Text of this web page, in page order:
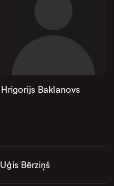
Hrigorijs Baklanovs
Uģis Bērziņš